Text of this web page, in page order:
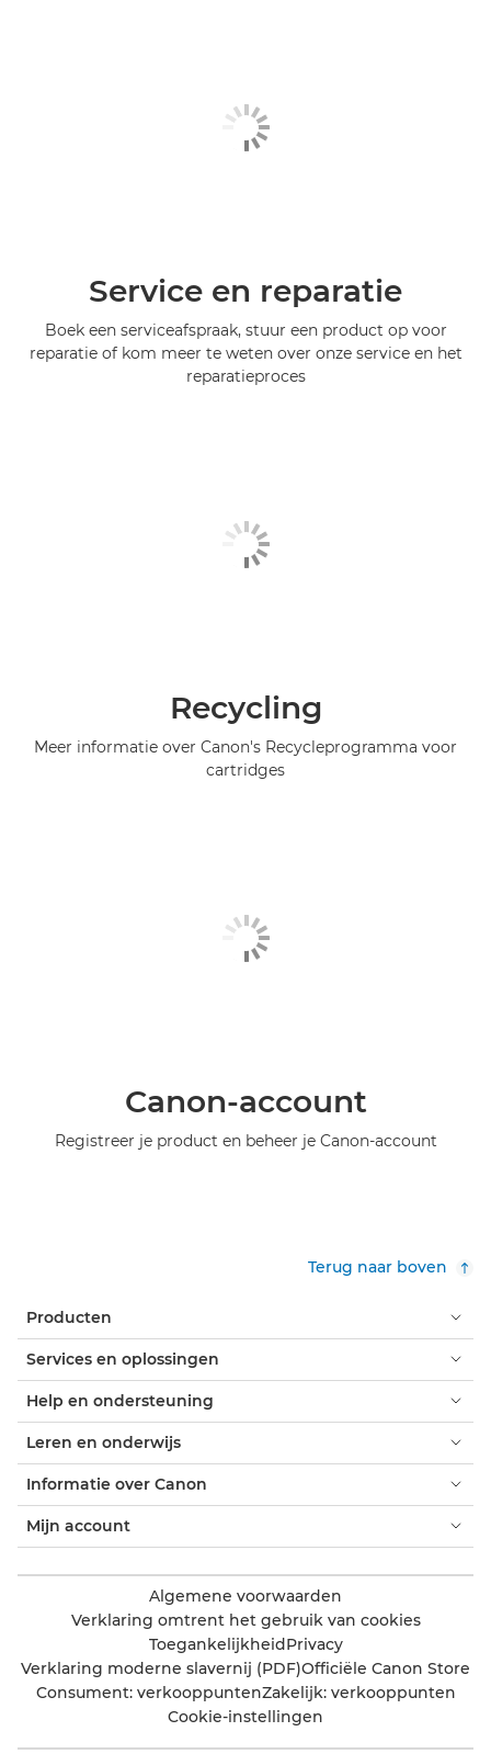
Service en reparatie
Boek een serviceafspraak, stuur een product op voor
reparatie of kom meer te weten over onze service en het
reparatieproces
Recycling
Meer informatie over Canon's Recycleprogramma voor
cartridges
Canon-account
Registreer je product en beheer je Canon-account
Terug naar boven
Producten
Services en oplossingen
Help en ondersteuning
Leren en onderwijs
Informatie over Canon
Mijn account
Algemene voorwaarden
Verklaring omtrent het gebruik van cookies
ToegankelijkheidPrivacy
Verklaring moderne slavernij (PDF)Officiële Canon Store
Consument: verkooppuntenZakelijk: verkooppunten
Cookie-instellingen